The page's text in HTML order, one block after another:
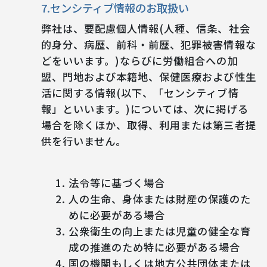
7.センシティブ情報のお取扱い
弊社は、要配慮個人情報(人種、信条、社会
的身分、病歴、前科・前歴、犯罪被害情報な
どをいいます。)ならびに労働組合への加
盟、門地および本籍地、保健医療および性生
活に関する情報(以下、「センシティブ情
報」といいます。)については、次に掲げる
場合を除くほか、取得、利用または第三者提
供を行いません。
法令等に基づく場合
人の生命、身体または財産の保護のた
めに必要がある場合
公衆衛生の向上または児童の健全な育
成の推進のため特に必要がある場合
国の機関もしくは地方公共団体または